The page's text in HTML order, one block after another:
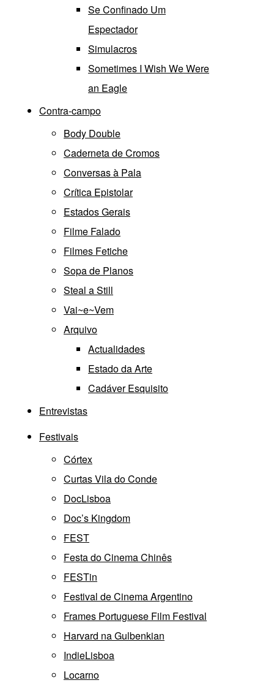
Se Confinado Um
Espectador
Simulacros
Sometimes I Wish We Were
an Eagle
Contra-campo
Body Double
Caderneta de Cromos
Conversas à Pala
Crítica Epistolar
Estados Gerais
Filme Falado
Filmes Fetiche
Sopa de Planos
Steal a Still
Vai~e~Vem
Arquivo
Actualidades
Estado da Arte
Cadáver Esquisito
Entrevistas
Festivais
Córtex
Curtas Vila do Conde
DocLisboa
Doc’s Kingdom
FEST
Festa do Cinema Chinês
FESTin
Festival de Cinema Argentino
Frames Portuguese Film Festival
Harvard na Gulbenkian
IndieLisboa
Locarno